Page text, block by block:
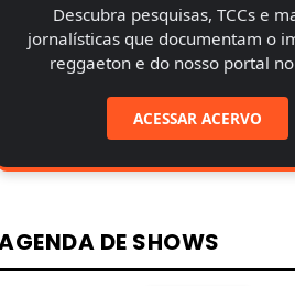
Descubra pesquisas, TCCs e
jornalísticas que documentam o
reggaeton e do nosso portal
ACESSAR ACERVO
DE SHOWS